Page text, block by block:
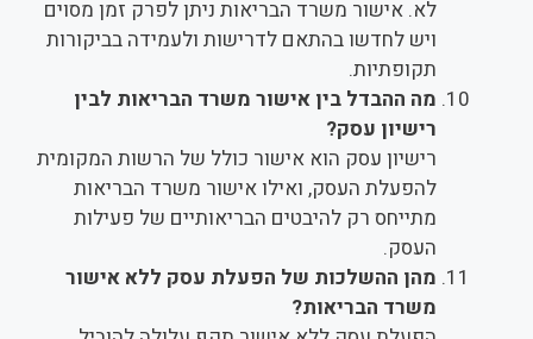
לא. אישור משרד הבריאות ניתן לפרק זמן מסוים
ויש לחדשו בהתאם לדרישות ולעמידה בביקורות
תקופתיות.
מה ההבדל בין אישור משרד הבריאות לבין
רישיון עסק?
רישיון עסק הוא אישור כולל של הרשות המקומית
להפעלת העסק, ואילו אישור משרד הבריאות
מתייחס רק להיבטים הבריאותיים של פעילות
העסק.
מהן ההשלכות של הפעלת עסק ללא אישור
משרד הבריאות?